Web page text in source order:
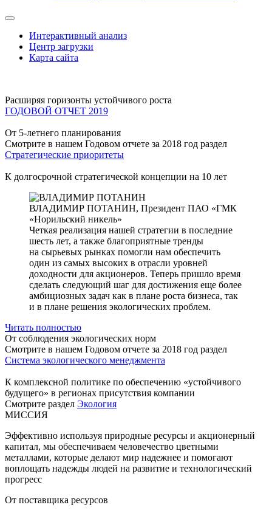
Интерактивный анализ
Центр загрузки
Карта сайта
Расширяя горизонты устойчивого роста
ГОДОВОЙ ОТЧЕТ 2019
От 5-летнего планирования
Смотрите в нашем Годовом отчете за 2018 год раздел
Стратегические приоритеты
К долгосрочной стратегической концепции на 10 лет
ВЛАДИМИР ПОТАНИН, Президент ПАО «ГМК
«Норильский никель»
Четкая реализация нашей стратегии в последние
шесть лет, а также благоприятные тренды
на сырьевых рынках помогли нам обеспечить
один из самых высоких в отрасли уровней
доходности для акционеров. Теперь пришло время
сделать следующий шаг для достижения еще более
амбициозных задач как в плане роста бизнеса, так
и в плане решения экологических проблем.
Читать полностью
От соблюдения экологических норм
Смотрите в нашем Годовом отчете за 2018 год раздел
Система экологического менеджмента
К комплексной политике по обеспечению «устойчивого
будущего» в регионах присутствия компании
Смотрите раздел Экология
МИССИЯ
Эффективно используя природные ресурсы и акционерный
капитал, мы обеспечиваем человечество цветными
металлами, которые делают мир надежнее и помогают
воплощать надежды людей на развитие и технологический
прогресс
От поставщика ресурсов